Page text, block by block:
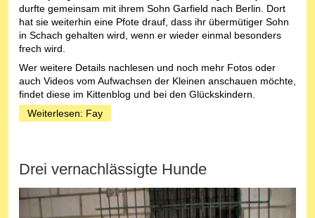
durfte gemeinsam mit ihrem Sohn Garfield nach Berlin. Dort
hat sie weiterhin eine Pfote drauf, dass ihr übermütiger Sohn
in Schach gehalten wird, wenn er wieder einmal besonders
frech wird.
Wer weitere Details nachlesen und noch mehr Fotos oder
auch Videos vom Aufwachsen der Kleinen anschauen möchte,
findet diese im Kittenblog und bei den Glückskindern.
Weiterlesen: Fay
Drei vernachlässigte Hunde